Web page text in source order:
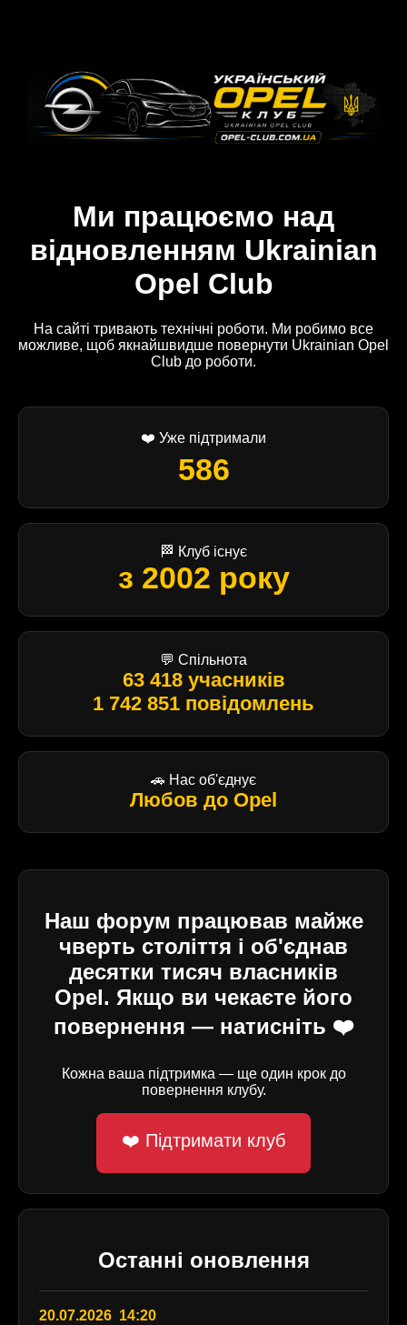
Ми працюємо над
відновленням Ukrainian
Opel Club
На сайті тривають технічні роботи. Ми робимо все
можливе, щоб якнайшвидше повернути Ukrainian Opel
Club до роботи.
❤️ Уже підтримали
586
🏁 Клуб існує
з 2002 року
💬 Спільнота
63 418 учасників
1 742 851 повідомлень
🚗 Нас об'єднує
Любов до Opel
Наш форум працював майже
чверть століття і об'єднав
десятки тисяч власників
Opel. Якщо ви чекаєте його
повернення — натисніть ❤️
Кожна ваша підтримка — ще один крок до
повернення клубу.
❤️ Підтримати клуб
Останні оновлення
20.07.2026 14:20